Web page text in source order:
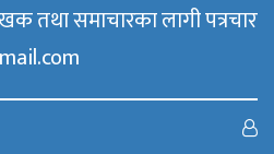
समाचारका लागी पत्रचार